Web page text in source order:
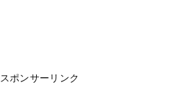
スポンサーリンク